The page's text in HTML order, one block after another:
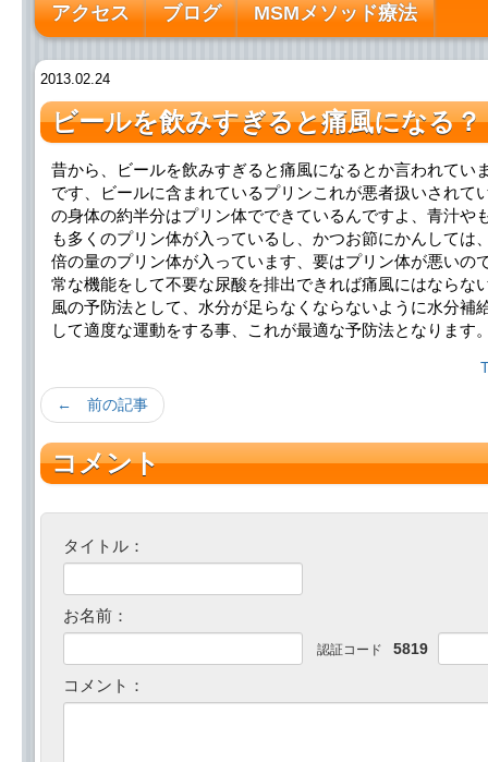
アクセス ブログ MSMメソッド療法
2013.02.24
ビールを飲みすぎると痛風になる？
昔から、ビールを飲みすぎると痛風になるとか言われてい
です、ビールに含まれているプリンこれが悪者扱いされて
の身体の約半分はプリン体でできているんですよ、青汁や
も多くのプリン体が入っているし、かつお節にかんしては
倍の量のプリン体が入っています、要はプリン体が悪いの
常な機能をして不要な尿酸を排出できれば痛風にはならな
風の予防法として、水分が足らなくならないように水分補
して適度な運動をする事、これが最適な予防法となります
← 前の記事
コメント
タイトル：
お名前：
認証コード 5819
コメント：